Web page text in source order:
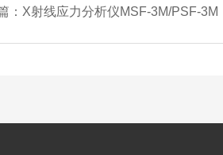
： X射线应力分析仪MSF-3M/PSF-3M